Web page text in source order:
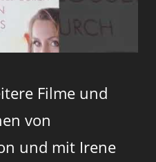
Filme und
von
und mit Irene